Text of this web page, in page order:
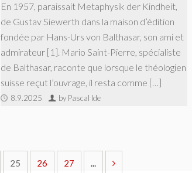
En 1957, paraissait Metaphysik der Kindheit,
de Gustav Siewerth dans la maison d’édition
fondée par Hans-Urs von Balthasar, son ami et
admirateur [1]. Mario Saint-Pierre, spécialiste
de Balthasar, raconte que lorsque le théologien
suisse reçut l’ouvrage, il resta comme […]
8.9.2025 by Pascal Ide
25 26 27 ...